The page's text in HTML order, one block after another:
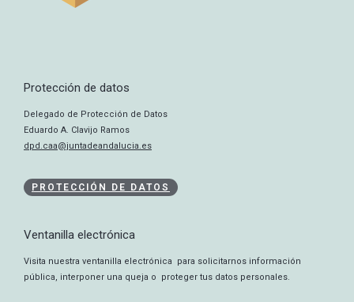
Protección de datos
Delegado de Protección de Datos
Eduardo A. Clavijo Ramos
dpd.caa@juntadeandalucia.es
PROTECCIÓN DE DATOS
Ventanilla electrónica
Visita nuestra ventanilla electrónica para solicitarnos información
pública, interponer una queja o proteger tus datos personales.